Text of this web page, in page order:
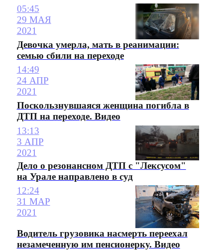
05:45
29 МАЯ
2021
Девочка умерла, мать в реанимации:
семью сбили на переходе
14:49
24 АПР
2021
Поскользнувшаяся женщина погибла в
ДТП на переходе. Видео
13:13
3 АПР
2021
Дело о резонансном ДТП с "Лексусом"
на Урале направлено в суд
12:24
31 МАР
2021
Водитель грузовика насмерть переехал
незамеченную им пенсионерку. Видео